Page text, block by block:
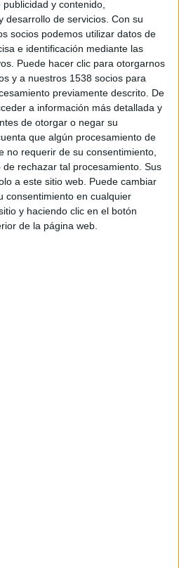
y contenido,
desarrollo de servicios. Con su
socios podemos utilizar datos de
e identificación mediante las
Puede hacer clic para otorgarnos
y a nuestros 1538 socios para
previamente descrito. De
a información más detallada y
de otorgar o negar su
que algún procesamiento de
no requerir de su consentimiento,
rechazar tal procesamiento. Sus
a este sitio web. Puede cambiar
consentimiento en cualquier
y haciendo clic en el botón
de la página web.
por Xell Rovira, colaborando en la misma Juanma
y Eva Santos y Alba Vence en la parte creativa y
IMPRIMIR
TWEET
SHARE
SHARE